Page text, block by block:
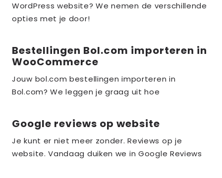
the_title;
WordPress website? We nemen de verschillende
opties met je door!
Lees
meer
over
the_title;
Bestellingen Bol.com importeren in
WooCommerce
Jouw bol.com bestellingen importeren in
Bol.com? We leggen je graag uit hoe
Lees
meer
over
Google reviews op website
Je kunt er niet meer zonder. Reviews op je
website. Vandaag duiken we in Google Reviews